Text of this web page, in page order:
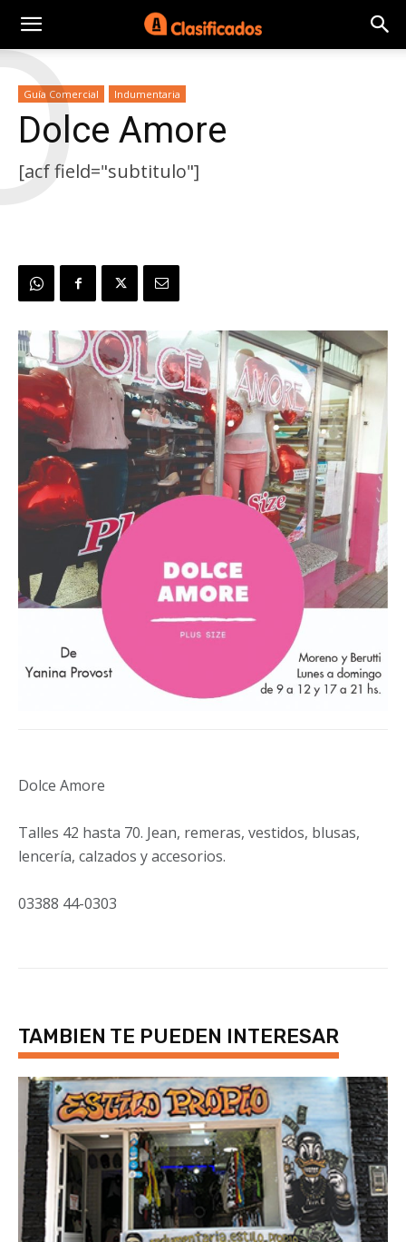
Guía Comercial Indumentaria
Dolce Amore
[acf field="subtitulo"]
Dolce Amore
Talles 42 hasta 70. Jean, remeras, vestidos, blusas,
lencería, calzados y accesorios.
03388 44-0303
TAMBIEN TE PUEDEN INTERESAR